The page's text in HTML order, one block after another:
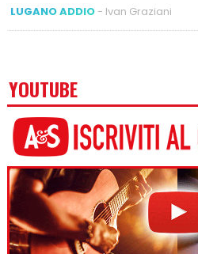
LUGANO ADDIO- Ivan Graziani
YOUTUBE